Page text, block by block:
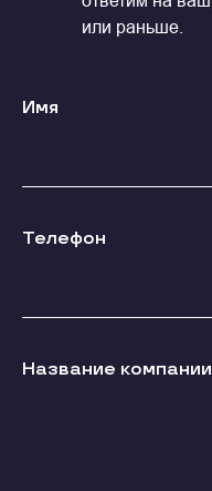
или раньше.
Имя
Телефон
Название компании